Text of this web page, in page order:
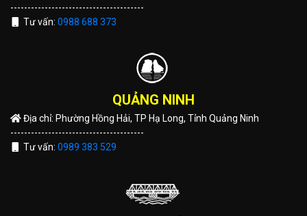
---------------------------------------
Tư vấn: 0988 688 373
QUẢNG NINH
Địa chỉ: Phường Hồng Hải, TP Hạ Long, Tỉnh Quảng Ninh
---------------------------------------
Tư vấn: 0989 383 529